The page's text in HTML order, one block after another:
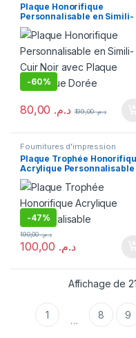
Plaque Honorifique
Personnalisable en Simili-
Cuir Noir avec Plaque
Métallique Dorée
-60%
د.م. د.م.199,00
Fournitures d'impression
Plaque Trophée
Acrylique Personnalisable
-47%
د.م.
د.م.190,00
Affichage de
1 … 8 9